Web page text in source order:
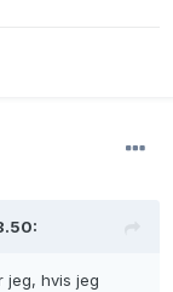
jeg, hvis jeg